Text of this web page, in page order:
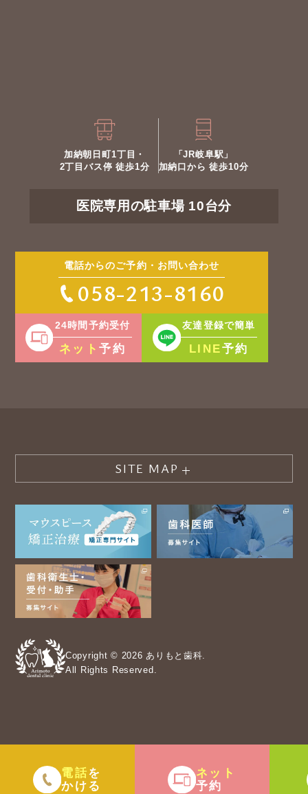
加納朝日町1丁目・
2丁目バス停 徒歩1分
「JR岐阜駅」
加納口から 徒歩10分
医院専用の駐車場 10台分
電話からのご予約・お問い合わせ
058-213-8160
24時間予約受付
ネット予約
友達登録で簡単
LINE予約
SITE MAP
Copyright © 2026 ありもと歯科.
All Rights Reserved.
電話を
かける
ネット
予約